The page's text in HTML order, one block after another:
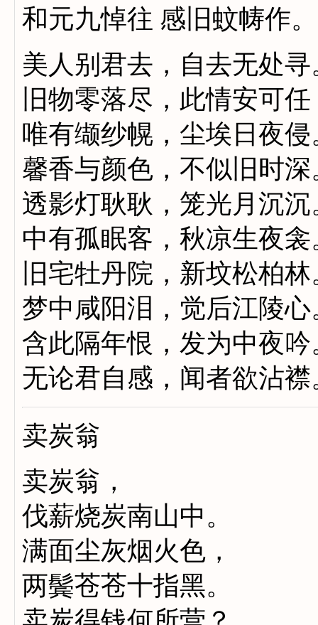
和元九悼往 感旧蚊帱作。
美人别君去，自去无处寻
旧物零落尽，此情安可任
唯有缬纱幌，尘埃日夜侵
馨香与颜色，不似旧时深
透影灯耿耿，笼光月沉沉
中有孤眠客，秋凉生夜衾
旧宅牡丹院，新坟松柏林
梦中咸阳泪，觉后江陵心
含此隔年恨，发为中夜吟
无论君自感，闻者欲沾襟
卖炭翁
卖炭翁，
伐薪烧炭南山中。
满面尘灰烟火色，
两鬓苍苍十指黑。